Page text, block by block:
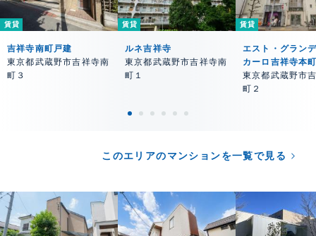
賃貸
吉祥寺南町戸建
東京都武蔵野市吉祥寺南
町３
賃貸
ルネ吉祥寺
東京都武蔵野市吉祥寺南
町１
賃貸
エスト・グラン
カーロ吉祥寺本
東京都武蔵野市
町２
このエリアのマンションを一覧で見る